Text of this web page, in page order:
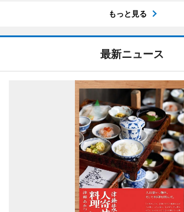
もっと見る
最新ニュース